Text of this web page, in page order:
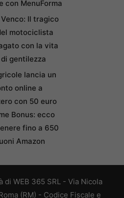
con MenuForma
Il tragico
motociclista
con la vita
gentilezza
lancia un
online a
con 50 euro
Bonus: ecco
fino a 650
Amazon
WEB 365 SRL - Via Nicola
(RM) - Codice Fiscale e